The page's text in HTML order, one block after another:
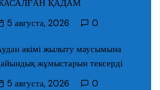
ҚАДАМ
5 августа, 2026
0
әкімі жылыту маусымына
жұмыстарын тексерді
5 августа, 2026
0